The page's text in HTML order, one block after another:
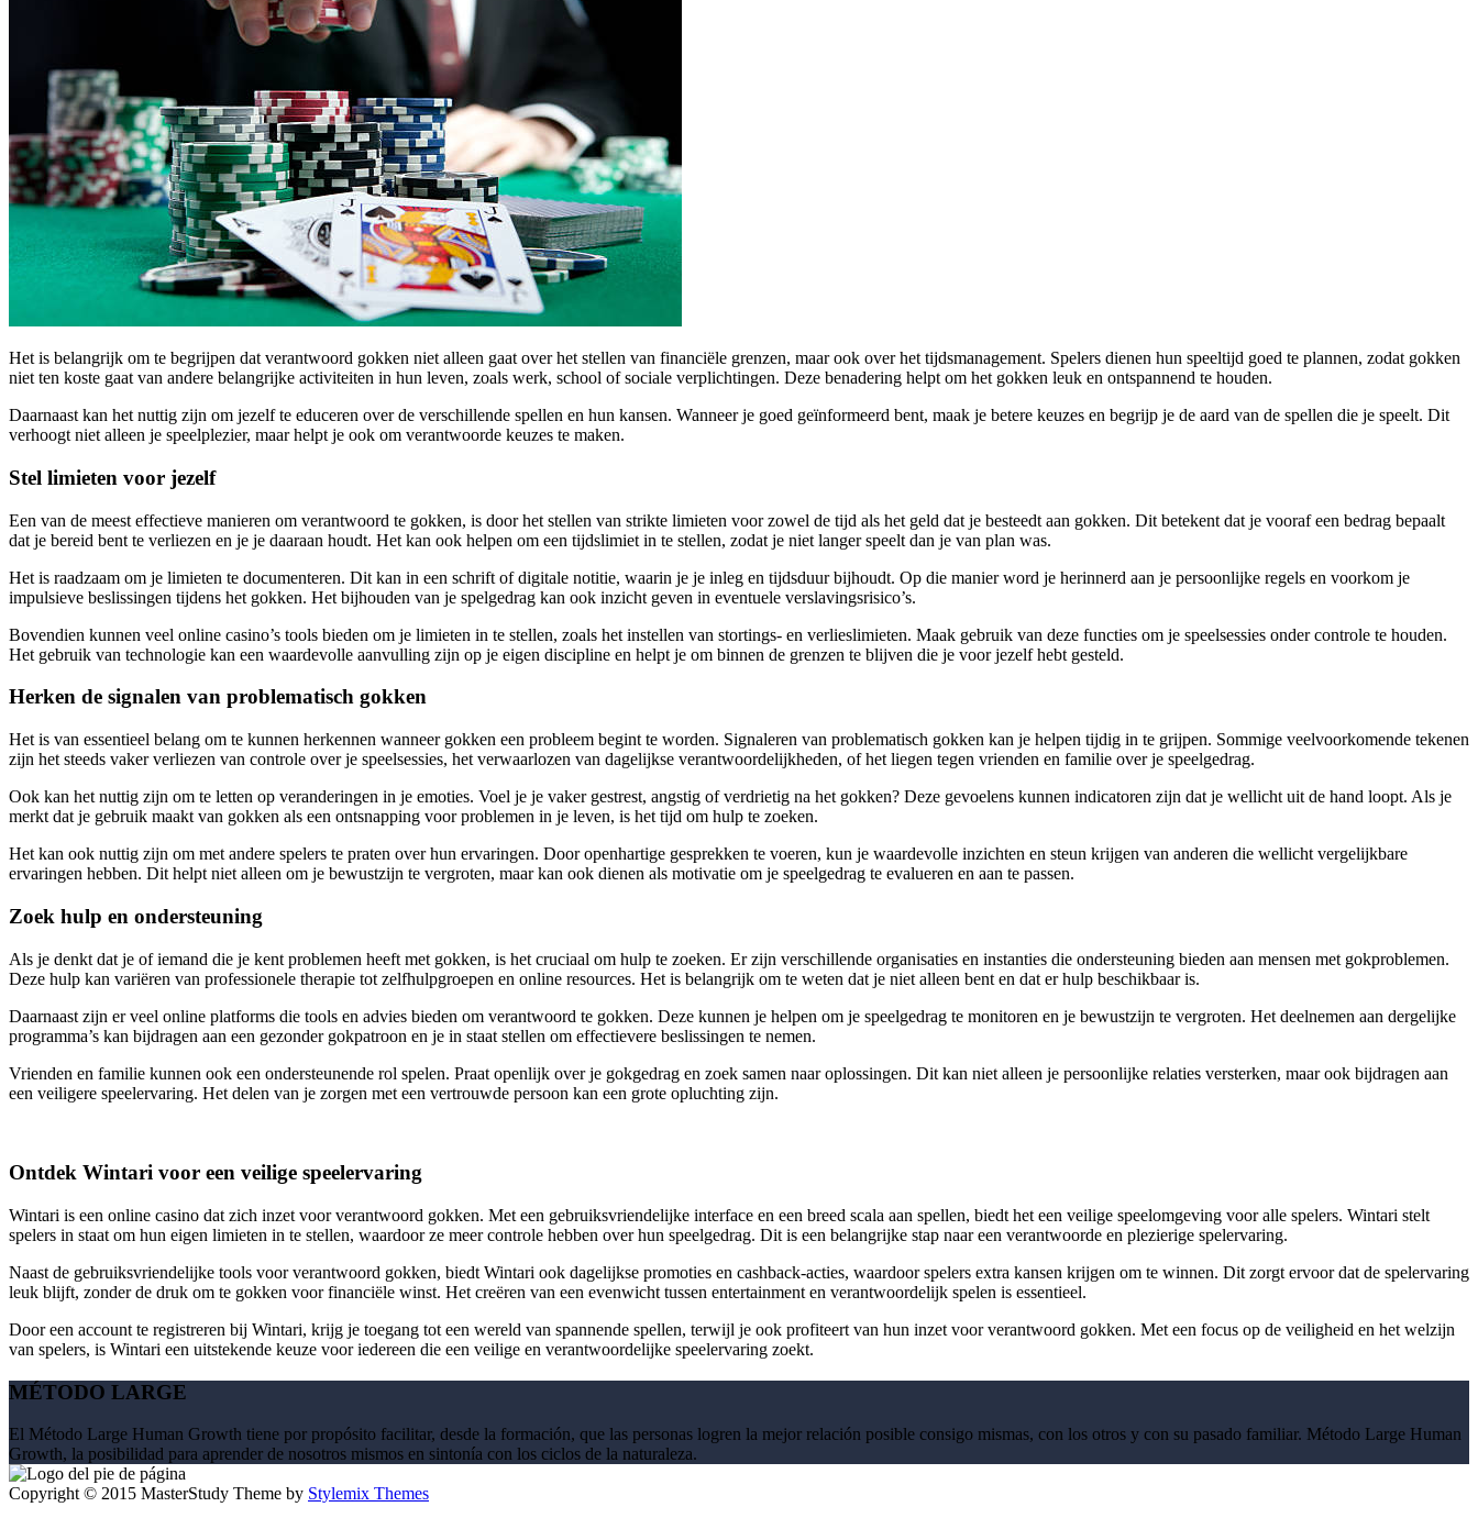
Het is belangrijk om te begrijpen dat verantwoord gokken niet alleen gaat over het stellen van financiële grenzen, maar ook over het tijdsmanagement. Spelers dienen hun speeltijd goed te plannen, zodat gokken
niet ten koste gaat van andere belangrijke activiteiten in hun leven, zoals werk, school of sociale verplichtingen. Deze benadering helpt om het gokken leuk en ontspannend te houden.
Daarnaast kan het nuttig zijn om jezelf te educeren over de verschillende spellen en hun kansen. Wanneer je goed geïnformeerd bent, maak je betere keuzes en begrijp je de aard van de spellen die je speelt. Dit
verhoogt niet alleen je speelplezier, maar helpt je ook om verantwoorde keuzes te maken.
Stel limieten voor jezelf
Een van de meest effectieve manieren om verantwoord te gokken, is door het stellen van strikte limieten voor zowel de tijd als het geld dat je besteedt aan gokken. Dit betekent dat je vooraf een bedrag bepaalt
dat je bereid bent te verliezen en je je daaraan houdt. Het kan ook helpen om een tijdslimiet in te stellen, zodat je niet langer speelt dan je van plan was.
Het is raadzaam om je limieten te documenteren. Dit kan in een schrift of digitale notitie, waarin je je inleg en tijdsduur bijhoudt. Op die manier word je herinnerd aan je persoonlijke regels en voorkom je
impulsieve beslissingen tijdens het gokken. Het bijhouden van je spelgedrag kan ook inzicht geven in eventuele verslavingsrisico’s.
Bovendien kunnen veel online casino’s tools bieden om je limieten in te stellen, zoals het instellen van stortings- en verlieslimieten. Maak gebruik van deze functies om je speelsessies onder controle te houden.
Het gebruik van technologie kan een waardevolle aanvulling zijn op je eigen discipline en helpt je om binnen de grenzen te blijven die je voor jezelf hebt gesteld.
Herken de signalen van problematisch gokken
Het is van essentieel belang om te kunnen herkennen wanneer gokken een probleem begint te worden. Signaleren van problematisch gokken kan je helpen tijdig in te grijpen. Sommige veelvoorkomende tekenen
zijn het steeds vaker verliezen van controle over je speelsessies, het verwaarlozen van dagelijkse verantwoordelijkheden, of het liegen tegen vrienden en familie over je speelgedrag.
Ook kan het nuttig zijn om te letten op veranderingen in je emoties. Voel je je vaker gestrest, angstig of verdrietig na het gokken? Deze gevoelens kunnen indicatoren zijn dat je wellicht uit de hand loopt. Als je
merkt dat je gebruik maakt van gokken als een ontsnapping voor problemen in je leven, is het tijd om hulp te zoeken.
Het kan ook nuttig zijn om met andere spelers te praten over hun ervaringen. Door openhartige gesprekken te voeren, kun je waardevolle inzichten en steun krijgen van anderen die wellicht vergelijkbare
ervaringen hebben. Dit helpt niet alleen om je bewustzijn te vergroten, maar kan ook dienen als motivatie om je speelgedrag te evalueren en aan te passen.
Zoek hulp en ondersteuning
Als je denkt dat je of iemand die je kent problemen heeft met gokken, is het cruciaal om hulp te zoeken. Er zijn verschillende organisaties en instanties die ondersteuning bieden aan mensen met gokproblemen.
Deze hulp kan variëren van professionele therapie tot zelfhulpgroepen en online resources. Het is belangrijk om te weten dat je niet alleen bent en dat er hulp beschikbaar is.
Daarnaast zijn er veel online platforms die tools en advies bieden om verantwoord te gokken. Deze kunnen je helpen om je speelgedrag te monitoren en je bewustzijn te vergroten. Het deelnemen aan dergelijke
programma’s kan bijdragen aan een gezonder gokpatroon en je in staat stellen om effectievere beslissingen te nemen.
Vrienden en familie kunnen ook een ondersteunende rol spelen. Praat openlijk over je gokgedrag en zoek samen naar oplossingen. Dit kan niet alleen je persoonlijke relaties versterken, maar ook bijdragen aan
een veiligere speelervaring. Het delen van je zorgen met een vertrouwde persoon kan een grote opluchting zijn.
Ontdek Wintari voor een veilige speelervaring
Wintari is een online casino dat zich inzet voor verantwoord gokken. Met een gebruiksvriendelijke interface en een breed scala aan spellen, biedt het een veilige speelomgeving voor alle spelers. Wintari stelt
spelers in staat om hun eigen limieten in te stellen, waardoor ze meer controle hebben over hun speelgedrag. Dit is een belangrijke stap naar een verantwoorde en plezierige spelervaring.
Naast de gebruiksvriendelijke tools voor verantwoord gokken, biedt Wintari ook dagelijkse promoties en cashback-acties, waardoor spelers extra kansen krijgen om te winnen. Dit zorgt ervoor dat de spelervaring
leuk blijft, zonder de druk om te gokken voor financiële winst. Het creëren van een evenwicht tussen entertainment en verantwoordelijk spelen is essentieel.
Door een account te registreren bij Wintari, krijg je toegang tot een wereld van spannende spellen, terwijl je ook profiteert van hun inzet voor verantwoord gokken. Met een focus op de veiligheid en het welzijn
van spelers, is Wintari een uitstekende keuze voor iedereen die een veilige en verantwoordelijke speelervaring zoekt.
MÉTODO LARGE
El Método Large Human Growth tiene por propósito facilitar, desde la formación, que las personas logren la mejor relación posible consigo mismas, con los otros y con su pasado familiar. Método Large Human
Growth, la posibilidad para aprender de nosotros mismos en sintonía con los ciclos de la naturaleza.
Copyright © 2015 MasterStudy Theme by Stylemix Themes